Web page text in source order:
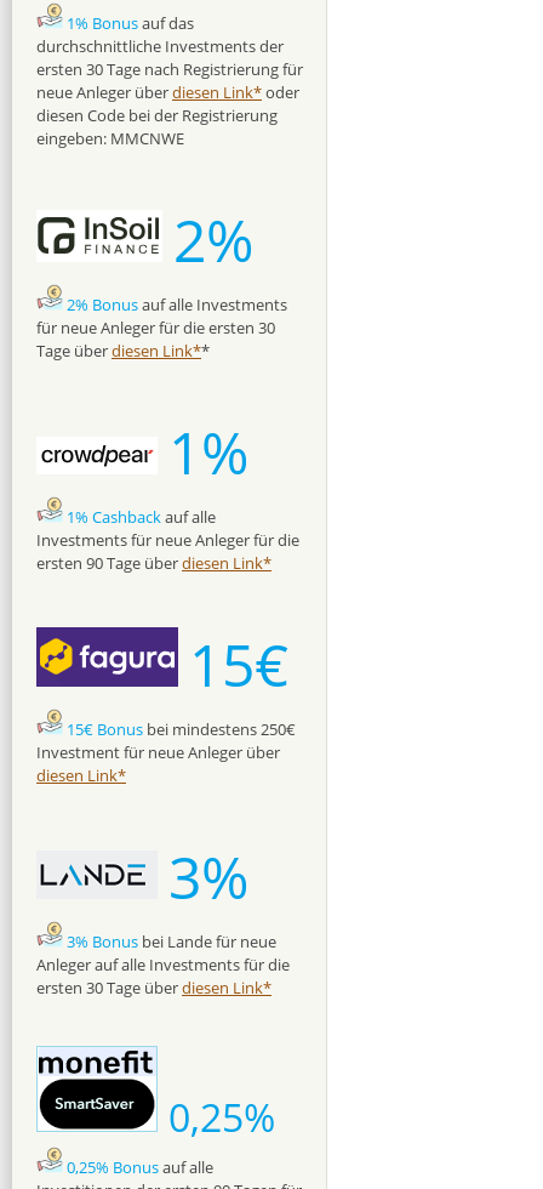
1% Bonusauf das
durchschnittliche Investments der
ersten 30 Tage nach Registrierung für
neue Anleger überdiesen Link*oder
diesen Code bei der Registrierung
eingeben: MMCNWE
2%
2% Bonusauf alle Investments
für neue Anleger für die ersten 30
Tage überdiesen Link**
1%
1% Cashbackauf alle
Investments für neue Anleger für die
ersten 90 Tage überdiesen Link*
15€
15€ Bonus bei mindestens 250€
Investment für neue Anleger über
diesen Link*
3%
3% Bonus bei Lande für neue
Anleger auf alle Investments für die
ersten 30 Tage überdiesen Link*
0,25%
0,25% Bonusauf alle